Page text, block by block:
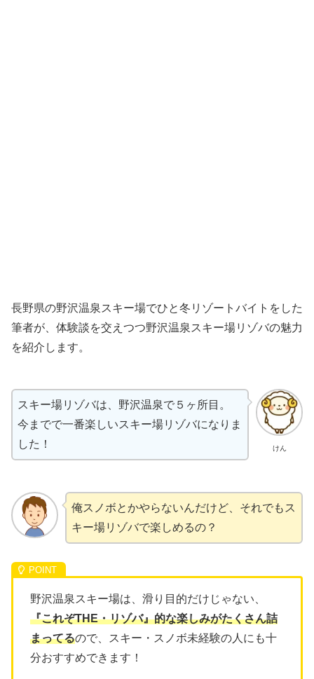
長野県の野沢温泉スキー場でひと冬リゾートバイトをした
筆者が、体験談を交えつつ野沢温泉スキー場リゾバの魅力
を紹介します。
けん
スキー場リゾバは、野沢温泉で５ヶ所目。
今までで一番楽しいスキー場リゾバになりま
した！
俺スノボとかやらないんだけど、それでもス
キー場リゾバで楽しめるの？
野沢温泉スキー場は、滑り目的だけじゃない、
『これぞTHE・リゾバ』的な楽しみがたくさん詰
まってるので、スキー・スノボ未経験の人にも十
分おすすめできます！